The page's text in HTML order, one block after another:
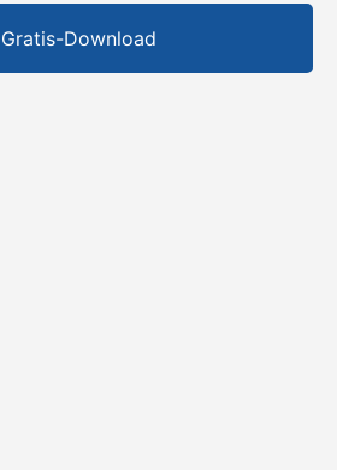
Gratis-Download